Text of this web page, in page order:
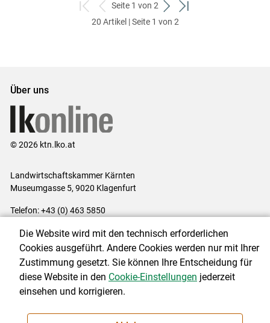
zum
ersten
zurück
zum
Seite 1 von 2
weiter
zum
zum
20 Artikel | Seite 1 von 2
Über uns
© 2026 ktn.lko.at
Landwirtschaftskammer Kärnten
Museumgasse 5, 9020 Klagenfurt
Telefon: +43 (0) 463 5850
Impressum|Kontakt|Datenschutzerklärung|Barrierefreiheit|
Cookie-Einstellungen
NEWSLETTER
Die Website wird mit den technisch erforderlichen
Cookies ausgeführt. Andere Cookies werden nur mit Ihrer
Zustimmung gesetzt. Sie können Ihre Entscheidung für
diese Website in den Cookie-Einstellungen jederzeit
einsehen und korrigieren.